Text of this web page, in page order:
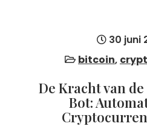
30 juni
bitcoin,
De Kracht van
Bot: